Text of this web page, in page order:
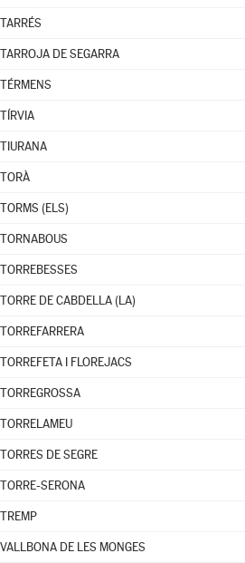
TARRÉS
TARROJA DE SEGARRA
TÉRMENS
TÍRVIA
TIURANA
TORÀ
TORMS (ELS)
TORNABOUS
TORREBESSES
TORRE DE CABDELLA (LA)
TORREFARRERA
TORREFETA I FLOREJACS
TORREGROSSA
TORRELAMEU
TORRES DE SEGRE
TORRE-SERONA
TREMP
VALLBONA DE LES MONGES